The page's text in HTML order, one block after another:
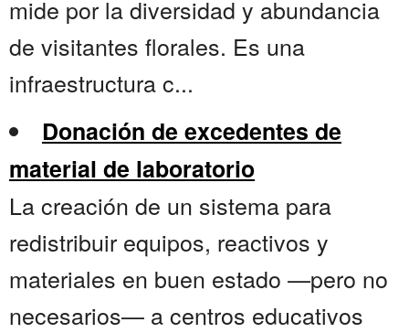
mide por la diversidad y abundancia
de visitantes florales. Es una
infraestructura c...
Donación de excedentes de
material de laboratorio
La creación de un sistema para
redistribuir equipos, reactivos y
materiales en buen estado —pero no
necesarios— a centros educativos